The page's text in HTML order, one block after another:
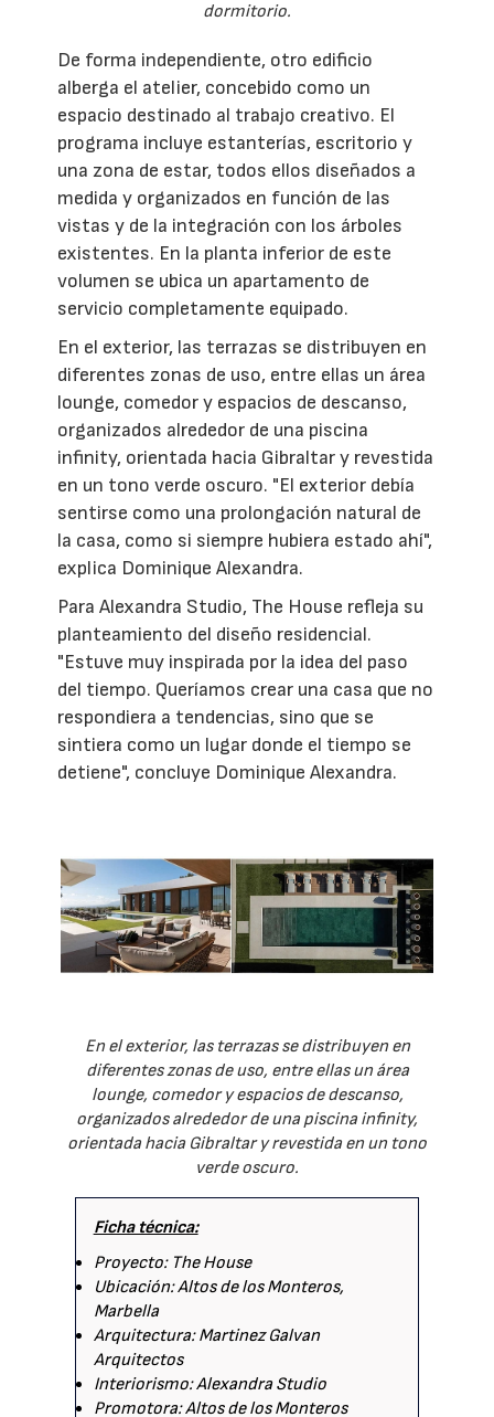
dormitorio.
De forma independiente, otro edificio
alberga el atelier, concebido como un
espacio destinado al trabajo creativo. El
programa incluye estanterías, escritorio y
una zona de estar, todos ellos diseñados a
medida y organizados en función de las
vistas y de la integración con los árboles
existentes. En la planta inferior de este
volumen se ubica un apartamento de
servicio completamente equipado.
En el exterior, las terrazas se distribuyen en
diferentes zonas de uso, entre ellas un área
lounge, comedor y espacios de descanso,
organizados alrededor de una piscina
infinity, orientada hacia Gibraltar y revestida
en un tono verde oscuro. "El exterior debía
sentirse como una prolongación natural de
la casa, como si siempre hubiera estado ahí",
explica Dominique Alexandra.
Para Alexandra Studio, The House refleja su
planteamiento del diseño residencial.
"Estuve muy inspirada por la idea del paso
del tiempo. Queríamos crear una casa que no
respondiera a tendencias, sino que se
sintiera como un lugar donde el tiempo se
detiene", concluye Dominique Alexandra.
En el exterior, las terrazas se distribuyen en
diferentes zonas de uso, entre ellas un área
lounge, comedor y espacios de descanso,
organizados alrededor de una piscina infinity,
orientada hacia Gibraltar y revestida en un tono
verde oscuro.
Ficha técnica:
Proyecto: The House
Ubicación: Altos de los Monteros,
Marbella
Arquitectura: Martinez Galvan
Arquitectos
Interiorismo: Alexandra Studio
Promotora: Altos de los Monteros